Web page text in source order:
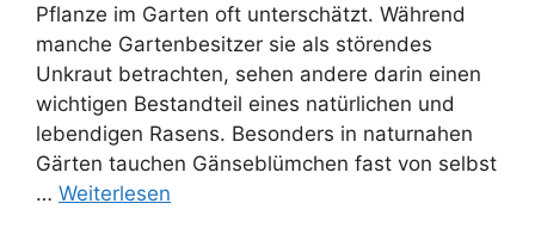
Pflanze im Garten oft unterschätzt. Während
manche Gartenbesitzer sie als störendes
Unkraut betrachten, sehen andere darin einen
wichtigen Bestandteil eines natürlichen und
lebendigen Rasens. Besonders in naturnahen
Gärten tauchen Gänseblümchen fast von selbst
… Weiterlesen